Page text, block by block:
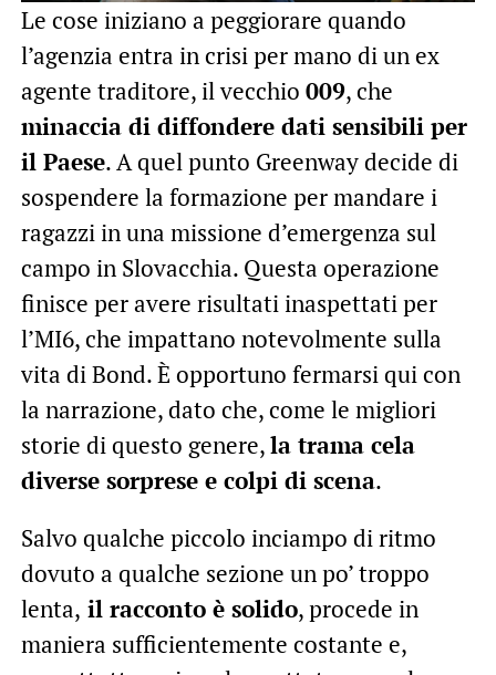
Le cose iniziano a peggiorare quando
l’agenzia entra in crisi per mano di un ex
agente traditore, il vecchio 009, che
minaccia di diffondere dati sensibili per
il Paese. A quel punto Greenway decide di
sospendere la formazione per mandare i
ragazzi in una missione d’emergenza sul
campo in Slovacchia. Questa operazione
finisce per avere risultati inaspettati per
l’MI6, che impattano notevolmente sulla
vita di Bond. È opportuno fermarsi qui con
la narrazione, dato che, come le migliori
storie di questo genere,la trama cela
diverse sorprese e colpi di scena.
Salvo qualche piccolo inciampo di ritmo
dovuto a qualche sezione un po’ troppo
lenta, il racconto è solido, procede in
maniera sufficientemente costante e,